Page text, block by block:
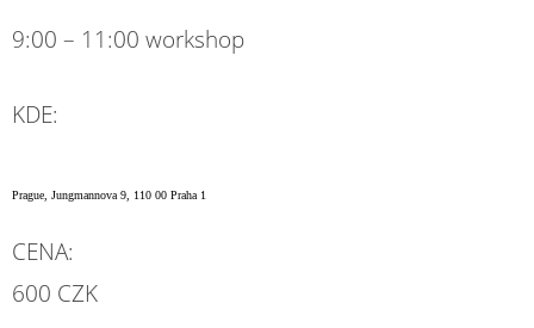
9:00 – 11:00 workshop
KDE:
Prague, Jungmannova 9, 110 00 Praha 1
CENA:
600 CZK